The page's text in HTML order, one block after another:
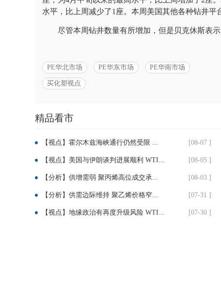
水平，比上周减少了1座。本周美国其他各种钻井平
尽管本周钻井数量有所增加，但是贝克休斯表
PE华北市场 PE华东市场 PE华南市场
买化塑视点
分
精品看市
【视点】霍尔木兹海峡通行仍然受限 ... [08-07 ]
【视点】美国与伊朗谈判进展顺利 WTI... [08-05 ]
【分析】供增需弱 聚丙烯高位成交承... [08-03 ]
【分析】供需边际维持 聚乙烯价格窄... [07-31 ]
【视点】地缘政治有再度升级风险 WTI... [07-30 ]